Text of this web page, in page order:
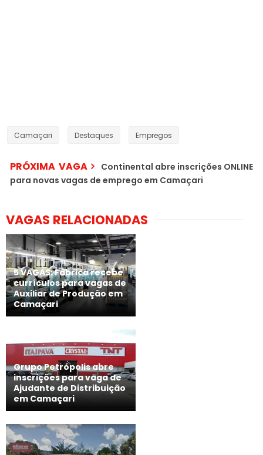
Camaçari Destaques Empregos
PRÓXIMA VAGA
Continental abre inscrições ONLINE
para novas vagas de emprego em Camaçari
VAGAS RELACIONADAS
5 VAGAS: Fábrica recebe
currículos para vagas de
Auxiliar de Produção em
Camaçari
Grupo Petrópolis abre
inscrições para vaga de
Ajudante de Distribuição
em Camaçari